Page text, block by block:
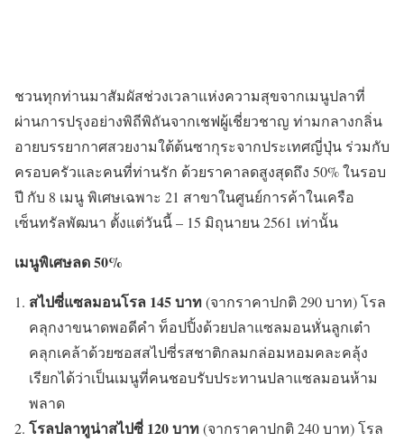
ชวนทุกท่านมาสัมผัสช่วงเวลาแห่งความสุขจากเมนูปลาที่
ผ่านการปรุงอย่างพิถีพิถันจากเชฟผู้เชี่ยวชาญ ท่ามกลางกลิ่น
อายบรรยากาศสวยงามใต้ต้นซากุระจากประเทศญี่ปุ่น ร่วมกับ
ครอบครัวและคนที่ท่านรัก ด้วยราคาลดสูงสุดถึง 50% ในรอบ
ปี กับ 8 เมนู พิเศษเฉพาะ 21 สาขาในศูนย์การค้าในเครือ
เซ็นทรัลพัฒนา ตั้งแต่วันนี้ – 15 มิถุนายน 2561 เท่านั้น
เมนูพิเศษลด 50%
สไปซี่แซลมอนโรล 145 บาท(จากราคาปกติ 290 บาท) โรล
คลุกงาขนาดพอดีคำ ท็อปปิ้งด้วยปลาแซลมอนหั่นลูกเต๋า
คลุกเคล้าด้วยซอสสไปซี่รสชาติกลมกล่อมหอมคละคลุ้ง
เรียกได้ว่าเป็นเมนูที่คนชอบรับประทานปลาแซลมอนห้าม
พลาด
โรลปลาทูน่าสไปซี่ 120 บาท(จากราคาปกติ 240 บาท) โรล